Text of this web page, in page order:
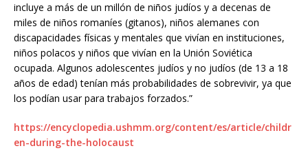
incluye a más de un millón de niños judíos y a decenas de
miles de niños romaníes (gitanos), niños alemanes con
discapacidades físicas y mentales que vivían en instituciones,
niños polacos y niños que vivían en la Unión Soviética
ocupada. Algunos adolescentes judíos y no judíos (de 13 a 18
años de edad) tenían más probabilidades de sobrevivir, ya que
los podían usar para trabajos forzados.”
https://encyclopedia.ushmm.org/content/es/article/childr
en-during-the-holocaust